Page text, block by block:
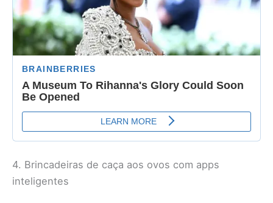
4. Brincadeiras de caça aos ovos com apps
inteligentes